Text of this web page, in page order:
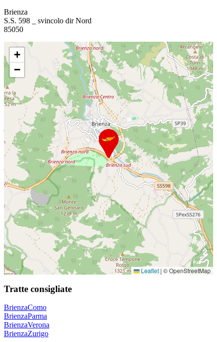
Brienza
S.S. 598 _ svincolo dir Nord
85050
+
−
Leaflet | © OpenStreetMap
Tratte consigliate
BrienzaComo
BrienzaParma
BrienzaVerona
BrienzaZurigo